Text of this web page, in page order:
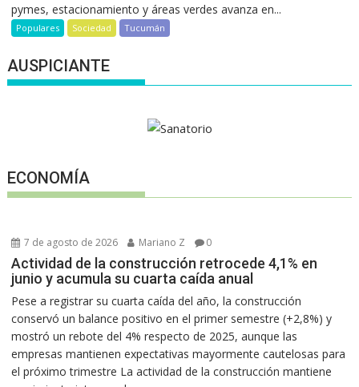
pymes, estacionamiento y áreas verdes avanza en...
Populares Sociedad Tucumán
AUSPICIANTE
ECONOMÍA
7 de agosto de 2026 Mariano Z 0
Actividad de la construcción retrocede 4,1% en
junio y acumula su cuarta caída anual
Pese a registrar su cuarta caída del año, la construcción
conservó un balance positivo en el primer semestre (+2,8%) y
mostró un rebote del 4% respecto de 2025, aunque las
empresas mantienen expectativas mayormente cautelosas para
el próximo trimestre La actividad de la construcción mantiene